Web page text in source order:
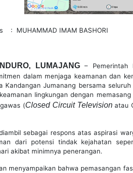
MUHAMMAD IMAM BASHORI
LUMAJANG– Pemerintah
dalam menjaga keamanan dan
Kandangan Jumanang bersama
lingkungan dengan
(Closed Circuit Televisionatau
sebagai respons atas aspirasi
dari potensi tindak kejahatan
akibat minimnya penerangan.
menyampaikan bahwa pemasangan